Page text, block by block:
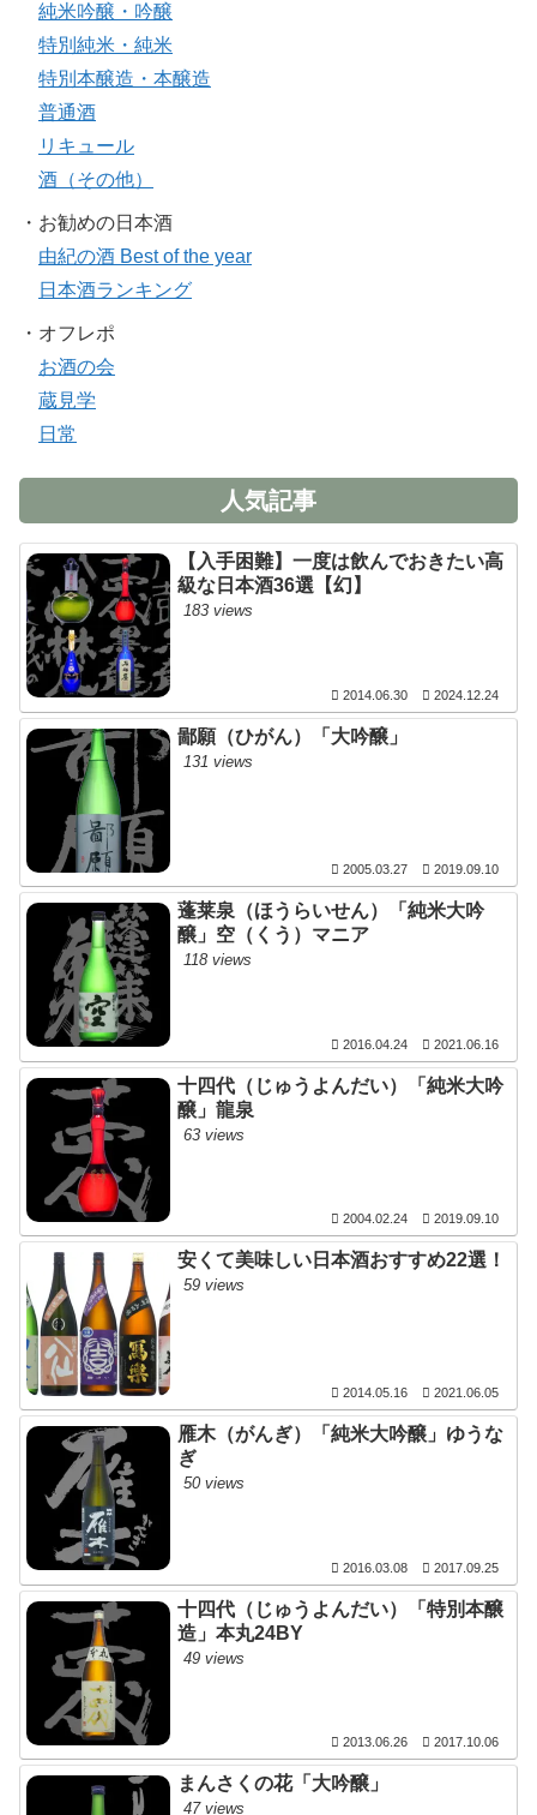
純米吟醸・吟醸
特別純米・純米
特別本醸造・本醸造
普通酒
リキュール
酒（その他）
・お勧めの日本酒
由紀の酒 Best of the year
日本酒ランキング
・オフレポ
お酒の会
蔵見学
日常
人気記事
【入手困難】一度は飲んでおきたい高
級な日本酒36選【幻】
183 views
2014.06.30 2024.12.24
鄙願（ひがん）「大吟醸」
131 views
2005.03.27 2019.09.10
蓬莱泉（ほうらいせん）「純米大吟
醸」空（くう）マニア
118 views
2016.04.24 2021.06.16
十四代（じゅうよんだい）「純米大吟
醸」龍泉
63 views
2004.02.24 2019.09.10
安くて美味しい日本酒おすすめ22選！
59 views
2014.05.16 2021.06.05
雁木（がんぎ）「純米大吟醸」ゆうな
ぎ
50 views
2016.03.08 2017.09.25
十四代（じゅうよんだい）「特別本醸
造」本丸24BY
49 views
2013.06.26 2017.10.06
まんさくの花「大吟醸」
47 views